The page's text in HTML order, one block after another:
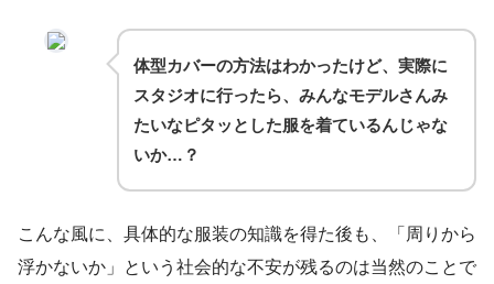
体型カバーの方法はわかったけど、実際に
スタジオに行ったら、みんなモデルさんみ
たいなピタッとした服を着ているんじゃな
いか…？
こんな風に、具体的な服装の知識を得た後も、「周りから
浮かないか」という社会的な不安が残るのは当然のことで